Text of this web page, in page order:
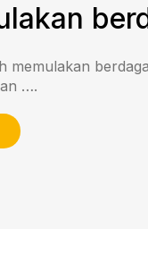
memulakan
….